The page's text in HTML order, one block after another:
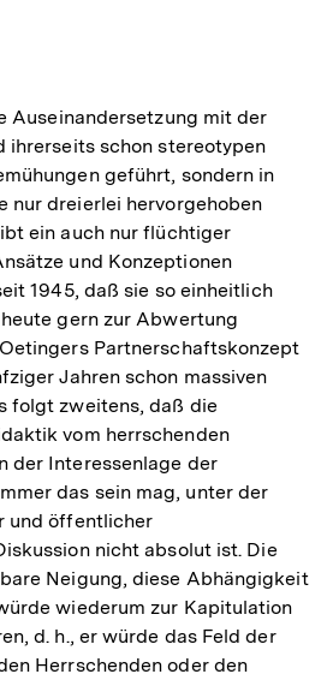
Auseinandersetzung mit der
ihrerseits schon stereotypen
geführt, sondern in
nur dreierlei hervorgehoben
ein auch nur flüchtiger
und Konzeptionen
1945, daß sie so einheitlich
gern zur Abwertung
Partnerschaftskonzept
Jahren schon massiven
folgt zweitens, daß die
vom herrschenden
der Interessenlage der
das sein mag, unter der
und öffentlicher
nicht absolut ist. Die
Neigung, diese Abhängigkeit
wiederum zur Kapitulation
d. h., er würde das Feld der
Herrschenden oder den